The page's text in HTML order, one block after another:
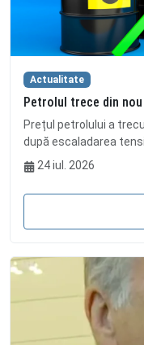
Actualitate
Petrolul trece din
Prețul petrolului a
după escaladarea
24 iul. 2026